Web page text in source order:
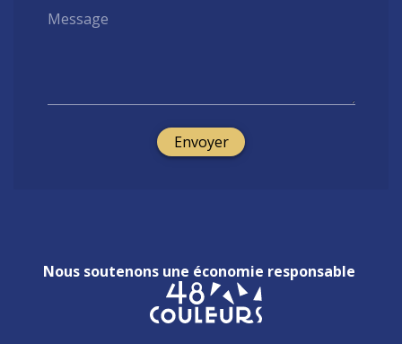
Message
Envoyer
Nous soutenons une économie responsable